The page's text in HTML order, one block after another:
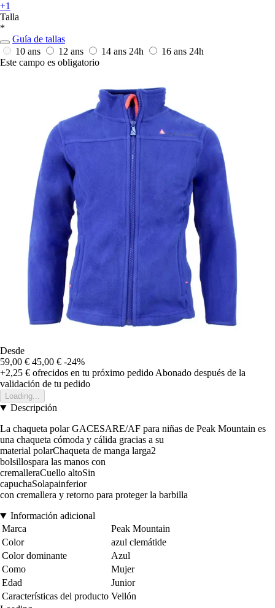
+1
Talla
*
Guía de tallas
10 ans
12 ans 14 ans 24h 16 ans 24h
Este campo es obligatorio
Desde
59,00 € 45,00 € -24%
+2,25 € ofrecidos en tu próximo pedido Abonado después de la
validación de tu pedido
Loading...
Descripción
La chaqueta polar GACESARE/AF para niñas de Peak Mountain es
una chaqueta cómoda y cálida gracias a su
material polarChaqueta de manga larga2
bolsillospara las manos con
cremalleraCuello altoSin
capuchaSolapainferior
con cremallera y retorno para proteger la barbilla
Información adicional
Marca
Peak Mountain
Color
azul clemátide
Color dominante
Azul
Como
Mujer
Edad
Junior
Características del producto Vellón